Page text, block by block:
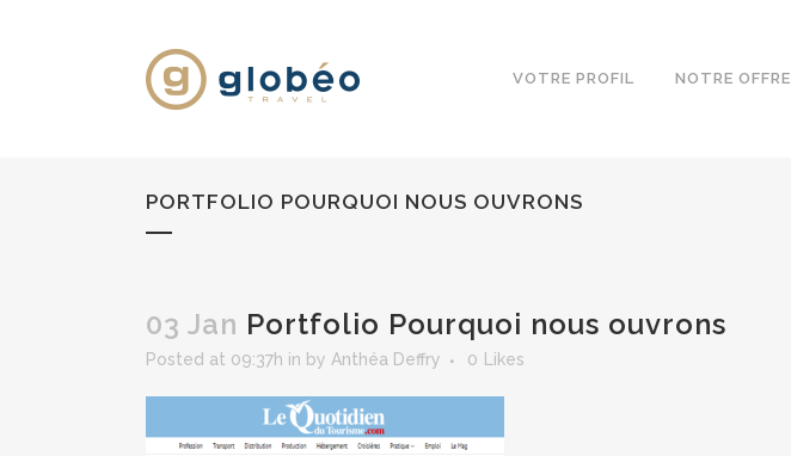
VOTRE PROFIL NOTRE OFFRE
PORTFOLIO POURQUOI NOUS OUVRONS
03 Jan Portfolio Pourquoi nous ouvrons
Posted at 09:37h in by Anthéa Deffry 0 Likes